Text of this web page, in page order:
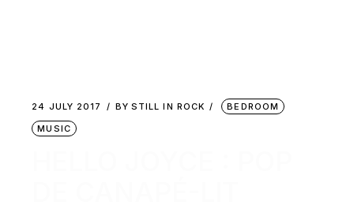
24 JULY 2017 BY STILL IN ROCK
BEDROOM
MUSIC